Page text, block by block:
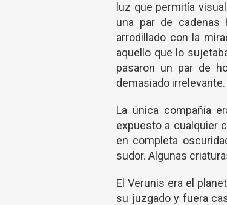
luz que permitía
una par de cadenas
arrodillado con la
aquello que lo
pasaron un par de
demasiado irrelevante.
La única compañía
expuesto a cualquier
en completa
sudor. Algunas
El Verunis era el
su juzgado y fuera